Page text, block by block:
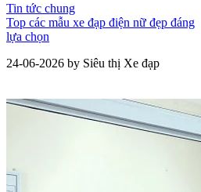
Tin tức chung
Top các mẫu xe đạp điện nữ đẹp đáng
lựa chọn
24-06-2026 by Siêu thị Xe đạp